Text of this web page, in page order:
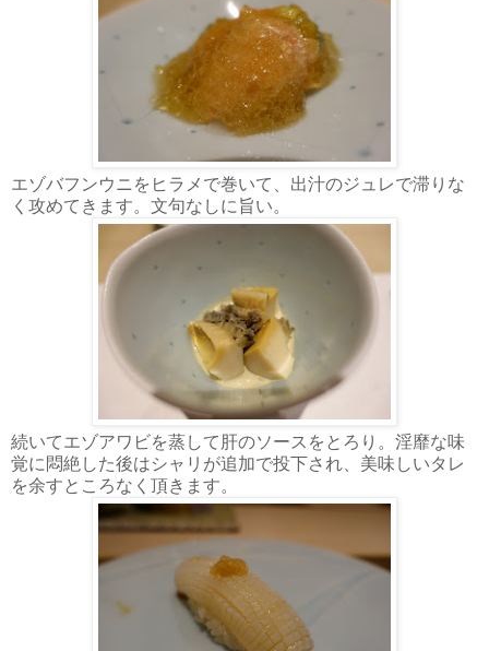
エゾバフンウニをヒラメで巻いて、出汁のジュレで滞りな
く攻めてきます。文句なしに旨い。
続いてエゾアワビを蒸して肝のソースをとろり。淫靡な味
覚に悶絶した後はシャリが追加で投下され、美味しいタレ
を余すところなく頂きます。